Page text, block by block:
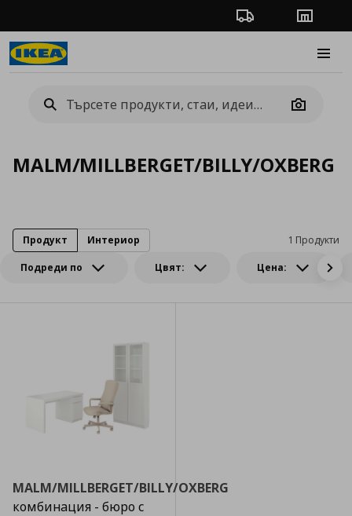
Проследяване на
Camera
MALM/MILLBERGET/BILLY/OXBERG
Подреди по Цвят: Цена:
1 Продукти
Продукт Интериор
MALM/MILLBERGET/BILLY/OXBERG
комбинация - бюро с